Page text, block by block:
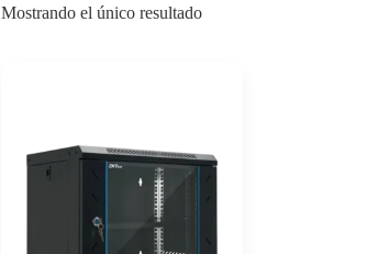
Mostrando el único resultado